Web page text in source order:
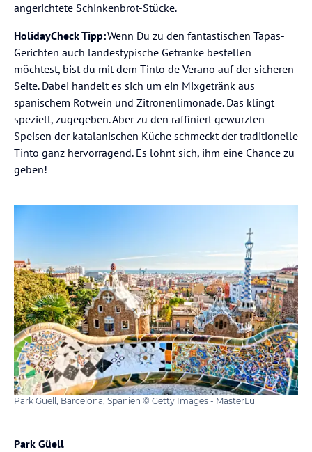
angerichtete Schinkenbrot-Stücke.
HolidayCheck Tipp:Wenn Du zu den fantastischen Tapas-
Gerichten auch landestypische Getränke bestellen
möchtest, bist du mit dem Tinto de Verano auf der sicheren
Seite. Dabei handelt es sich um ein Mixgetränk aus
spanischem Rotwein und Zitronenlimonade. Das klingt
speziell, zugegeben. Aber zu den raffiniert gewürzten
Speisen der katalanischen Küche schmeckt der traditionelle
Tinto ganz hervorragend. Es lohnt sich, ihm eine Chance zu
geben!
Park Güell, Barcelona, Spanien © Getty Images - MasterLu
Park Güell